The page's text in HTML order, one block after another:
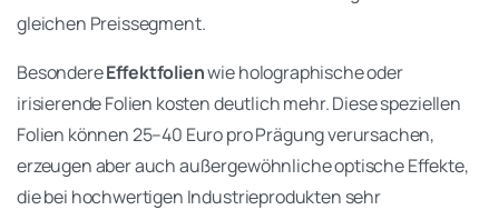
gleichen Preissegment.
BesondereEffektfolienwie holographische oder
irisierende Folien kosten deutlich mehr. Diese speziellen
Folien können 25–40 Euro pro Prägung verursachen,
erzeugen aber auch außergewöhnliche optische Effekte,
die bei hochwertigen Industrieprodukten sehr